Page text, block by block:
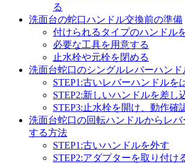
る
洗面台の蛇口ハンドル交換前の準備
付けられるタイプのハンドル
必要な工具を用意する
止水栓や元栓を閉める
洗面台蛇口のシングルレバーハン
STEP1:古いレバーハンドルを
STEP2:新しいハンドルを差し
STEP3:止水栓を開け、動作確
洗面台蛇口の回転ハンドルからレ
する方法
STEP1:古いハンドルを外す
STEP2:アダプターを取り付け